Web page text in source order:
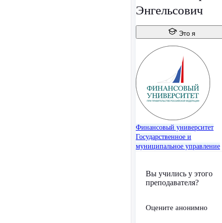
Энгельсович
Это я
Финансовый университет
Государственное и
муниципальное управление
Вы учились у этого
преподавателя?
Оцените анонимно